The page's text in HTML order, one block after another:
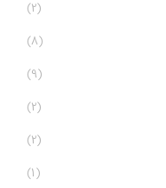
(2)
(8)
(9)
(2)
(2)
(1)